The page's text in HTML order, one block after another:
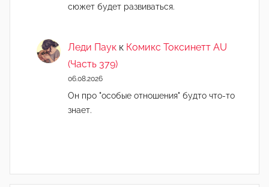
сюжет будет развиваться.
Леди Паук к Комикс Токсинетт AU
(Часть 379)
06.08.2026
Он про "особые отношения" будто что-то
знает.